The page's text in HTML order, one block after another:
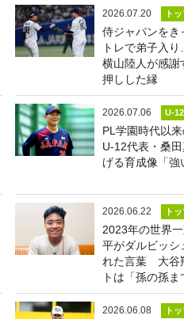
2026.07.20 ト
侍ジャパンをき
トレで弟子入
横山陸人が感謝
押しした縁
2026.07.06 U-12
PL学園時代以
U-12代表・桑
げる育成像「強
2026.06.22 ト
2023年の世界
平がダルビッシ
れた言葉 大谷
トは「孫の孫ま
2026.06.08 ト